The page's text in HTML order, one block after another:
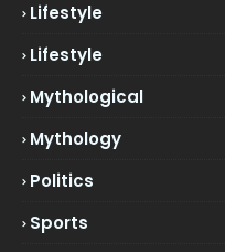
Lifestyle
Lifestyle
Mythological
Mythology
Politics
Sports